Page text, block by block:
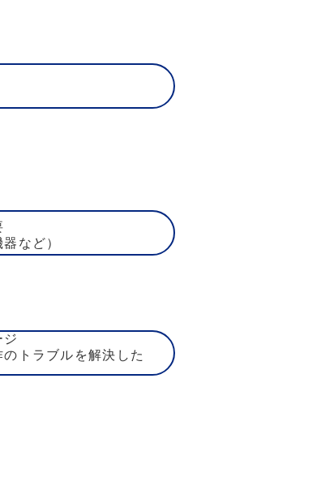
など）
のトラブルを解決した